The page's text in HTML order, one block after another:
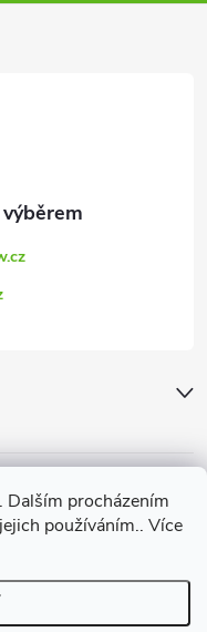
Dalším procházením
používáním.. Více